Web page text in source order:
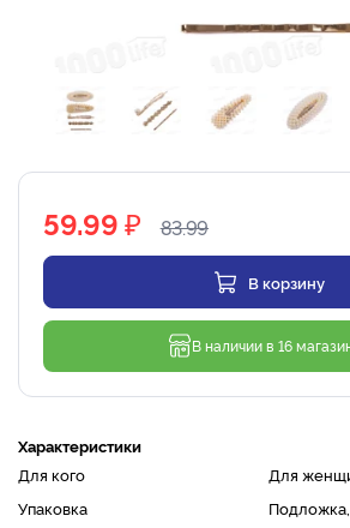
59.99₽ 83.99
В корзину
В наличии в 16
Характеристики
Для кого
Для
Упаковка